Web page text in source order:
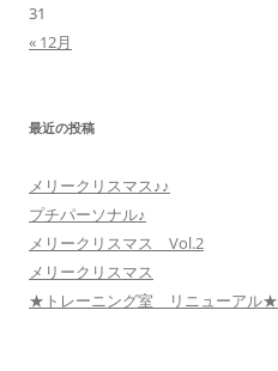
31
« 12月
最近の投稿
メリークリスマス♪♪
プチパーソナル♪
メリークリスマス Vol.2
メリークリスマス
★トレーニング室 リニューアル★